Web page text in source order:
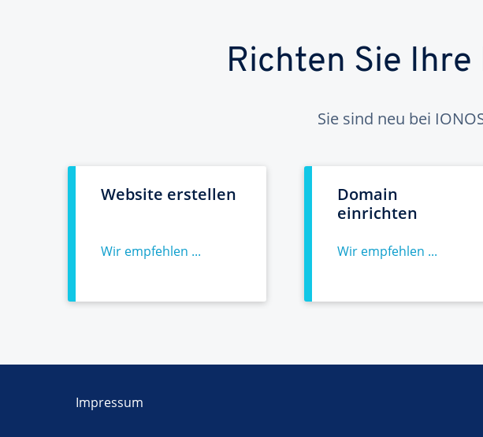
Richten Sie Ihre
Sie sind neu bei
Website erstellen
Wir empfehlen ...
Domain
einrichten
Wir empfehlen ...
Impressum